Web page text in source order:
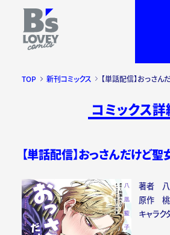
TOP 新刊コミックス 【単話配信】おっさ
コミックス詳
【単話配信】おっさんだけど
著者
原作
キャラ